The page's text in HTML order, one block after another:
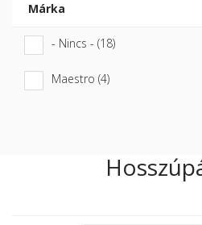
Márka
- Nincs - (18)
Maestro (4)